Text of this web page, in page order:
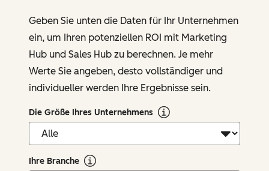
Geben Sie unten die Daten für Ihr Unternehmen
ein, um Ihren potenziellen ROI mit Marketing
Hub und Sales Hub zu berechnen. Je mehr
Werte Sie angeben, desto vollständiger und
individueller werden Ihre Ergebnisse sein.
Die Größe Ihres Unternehmens
Ihre Branche